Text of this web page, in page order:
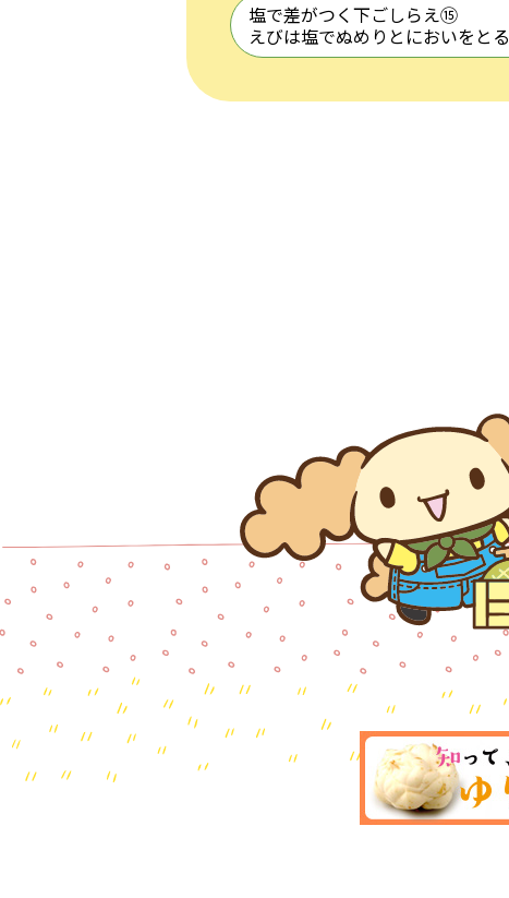
塩で差がつく下ごしらえ⑮
えびは塩でぬめりとにおいをとる